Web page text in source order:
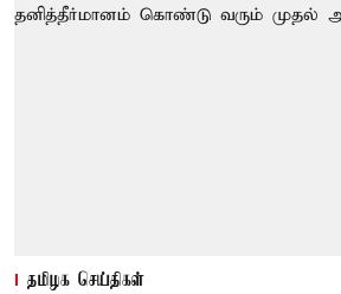
தமிழக செய்திகள்